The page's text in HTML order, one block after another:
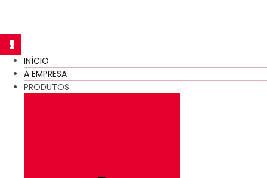
INÍCIO
A EMPRESA
PRODUTOS